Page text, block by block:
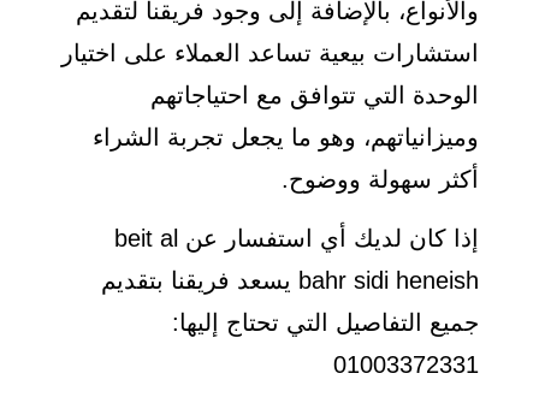
والأنواع، بالإضافة إلى وجود فريقنا لتقديم
استشارات بيعية تساعد العملاء على اختيار
الوحدة التي تتوافق مع احتياجاتهم
وميزانياتهم، وهو ما يجعل تجربة الشراء
أكثر سهولة ووضوح.
إذا كان لديك أي استفسار عن beit al
bahr sidi heneish يسعد فريقنا بتقديم
جميع التفاصيل التي تحتاج إليها:
01003372331